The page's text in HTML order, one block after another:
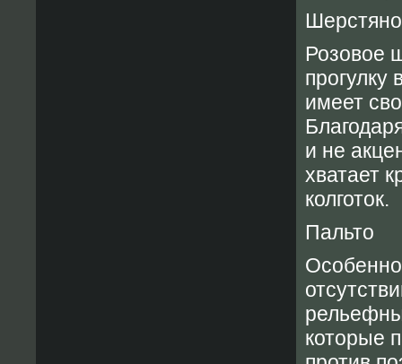
Розовое
прогулку
имеет
и не
хватает
колготок.
Пальто
которые